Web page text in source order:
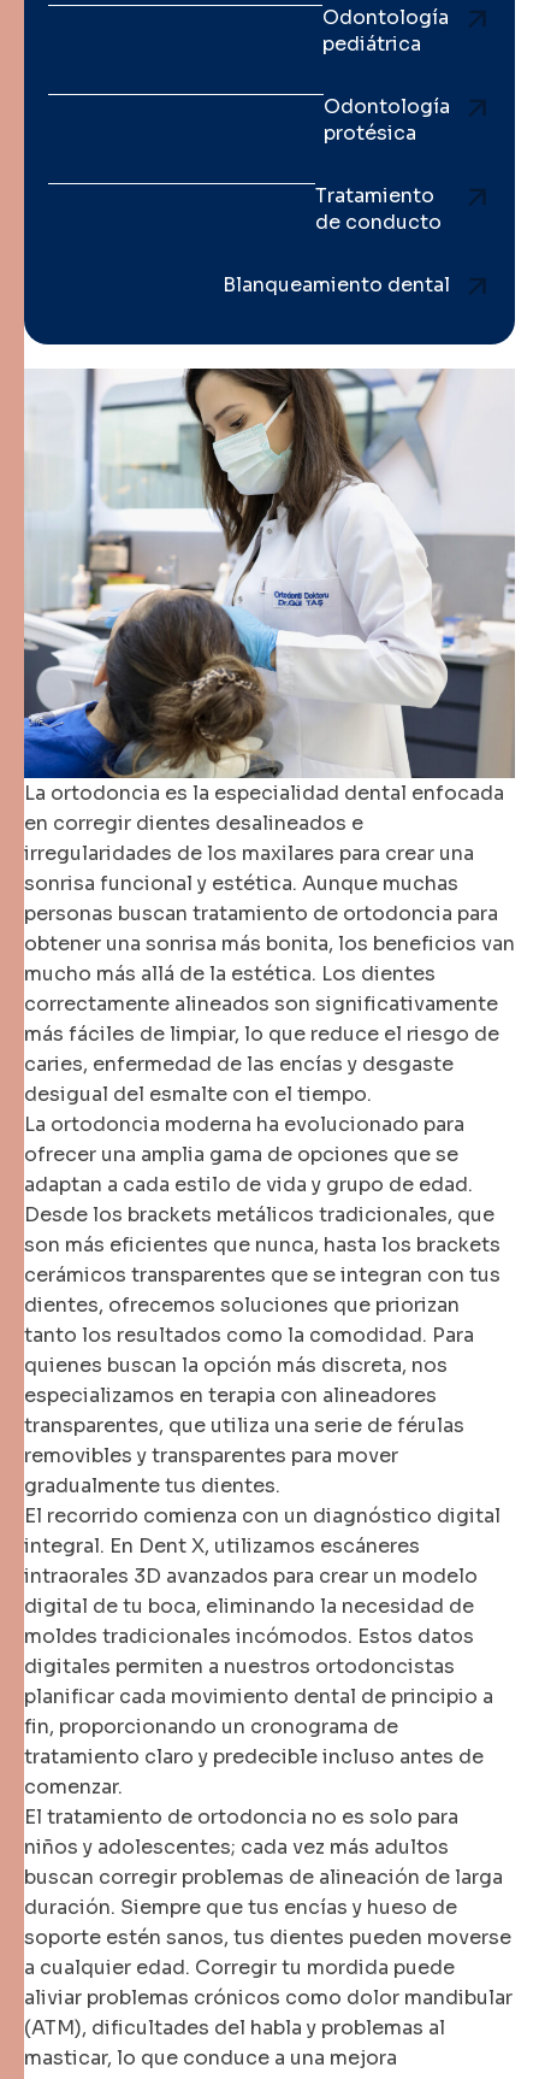
Odontología
pediátrica
Odontología
protésica
Tratamiento
de conducto
Blanqueamiento dental
La ortodoncia es la especialidad dental enfocada
en corregir dientes desalineados e
irregularidades de los maxilares para crear una
sonrisa funcional y estética. Aunque muchas
personas buscan tratamiento de ortodoncia para
obtener una sonrisa más bonita, los beneficios van
mucho más allá de la estética. Los dientes
correctamente alineados son significativamente
más fáciles de limpiar, lo que reduce el riesgo de
caries, enfermedad de las encías y desgaste
desigual del esmalte con el tiempo.
La ortodoncia moderna ha evolucionado para
ofrecer una amplia gama de opciones que se
adaptan a cada estilo de vida y grupo de edad.
Desde los brackets metálicos tradicionales, que
son más eficientes que nunca, hasta los brackets
cerámicos transparentes que se integran con tus
dientes, ofrecemos soluciones que priorizan
tanto los resultados como la comodidad. Para
quienes buscan la opción más discreta, nos
especializamos en terapia con alineadores
transparentes, que utiliza una serie de férulas
removibles y transparentes para mover
gradualmente tus dientes.
El recorrido comienza con un diagnóstico digital
integral. En Dent X, utilizamos escáneres
intraorales 3D avanzados para crear un modelo
digital de tu boca, eliminando la necesidad de
moldes tradicionales incómodos. Estos datos
digitales permiten a nuestros ortodoncistas
planificar cada movimiento dental de principio a
fin, proporcionando un cronograma de
tratamiento claro y predecible incluso antes de
comenzar.
El tratamiento de ortodoncia no es solo para
niños y adolescentes; cada vez más adultos
buscan corregir problemas de alineación de larga
duración. Siempre que tus encías y hueso de
soporte estén sanos, tus dientes pueden moverse
a cualquier edad. Corregir tu mordida puede
aliviar problemas crónicos como dolor mandibular
(ATM), dificultades del habla y problemas al
masticar, lo que conduce a una mejora